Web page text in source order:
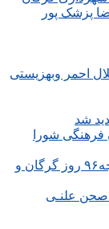
پزشک پور
احمر وبهزیستی
شورا
ایجاد سه خانه فرهنگ جدید و افزایش بودجه۹۶ روز گرگان و
صحن علنـی